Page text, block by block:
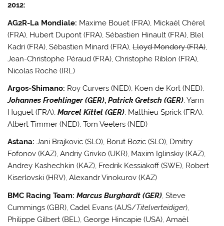
2012:
AG2R-La Mondiale: Maxime Bouet (FRA), Mickaél Chérel
(FRA), Hubert Dupont (FRA), Sébastien Hinault (FRA), Blel
Kadri (FRA), Sébastien Minard (FRA),Lloyd Mondory (FRA),
Jean-Christophe Péraud (FRA), Christophe Riblon (FRA),
Nicolas Roche (IRL)
Argos-Shimano: Roy Curvers (NED), Koen de Kort (NED),
Johannes Froehlinger (GER),Patrick Gretsch (GER), Yann
Huguet (FRA),Marcel Kittel (GER), Matthieu Sprick (FRA),
Albert Timmer (NED), Tom Veelers (NED)
Astana: Jani Brajkovic (SLO), Borut Bozic (SLO), Dmitry
Fofonov (KAZ), Andriy Grivko (UKR), Maxim Iglinskiy (KAZ),
Andrey Kashechkin (KAZ), Fredrik Kessiakoff (SWE), Robert
Kiserlovski (HRV), Alexandr Vinokurov (KAZ)
BMC Racing Team:Marcus Burghardt (GER), Steve
Cummings (GBR), Cadel Evans (AUS/Titelverteidiger),
Philippe Gilbert (BEL), George Hincapie (USA), Amaël